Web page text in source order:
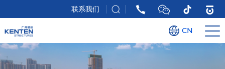
联系我们
CN